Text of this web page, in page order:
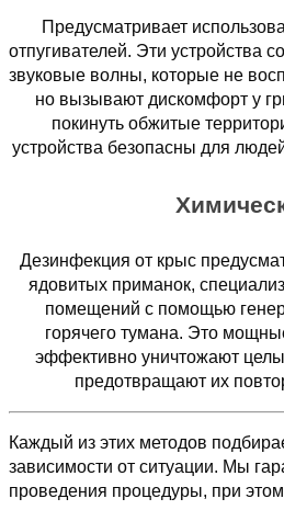
Предусматривает
отпугивателей. Эти устройства
звуковые волны, которые не
но вызывают дискомфорт у
покинуть обжитые
устройства безопасны для
Дезинфекция от крыс
ядовитых приманок,
помещений с помощью
горячего тумана. Это
эффективно уничтожают
предотвращают их
Каждый из этих методов
зависимости от ситуации. Мы
проведения процедуры, при